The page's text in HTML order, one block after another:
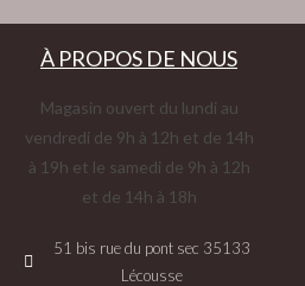
À PROPOS DE NOUS
Magasin ouvert du lundi au
vendredi de 9h à 12h et de 14h
à 19h et le samedi de 9h à 12h
et de 14h à 18h
51 bis rue du pont sec 35133
Lécousse